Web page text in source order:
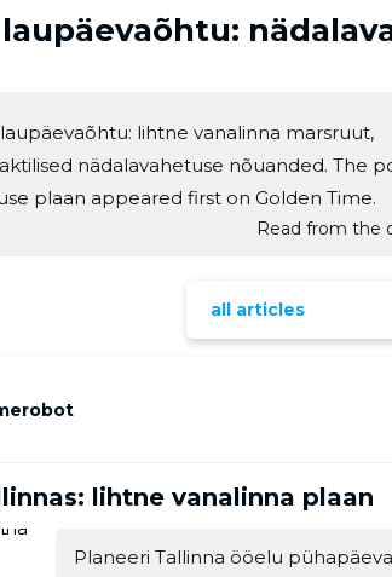
lihtne vanalinna marsruut,
nädalavahetuse nõuanded. The
plaan appeared first on Golden Time.
Read from the
all articles
lihtne vanalinna plaan
Planeeri Tallinna ööelu